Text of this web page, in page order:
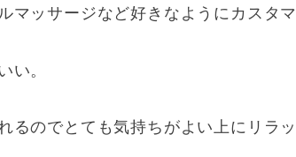
マッサージなど好きなようにカスタマ
い。
るのでとても気持ちがよい上にリラッ